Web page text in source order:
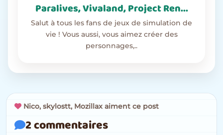
Paralives, Vivaland, Project Ren...
Salut à tous les fans de jeux de simulation de
vie ! Vous aussi, vous aimez créer des
personnages,..
Nico, skylostt, Mozillax aiment ce post
2 commentaires